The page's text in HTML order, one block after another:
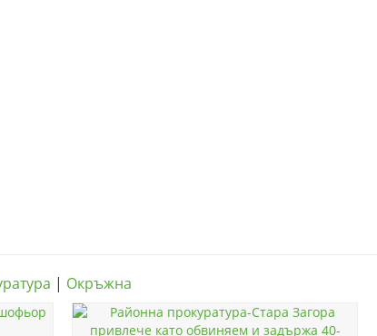
| Окръжна